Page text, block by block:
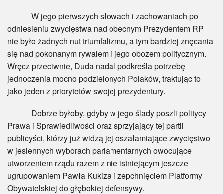
W jego pierwszych słowach i zachowaniach po
odniesieniu zwycięstwa nad obecnym Prezydentem RP
nie było żadnych nut triumfalizmu, a tym bardziej znęcania
się nad pokonanym rywalem i jego obozem politycznym.
Wręcz przeciwnie, Duda nadal podkreśla potrzebę
jednoczenia mocno podzielonych Polaków, traktując to
jako jeden z priorytetów swojej prezydentury.
Dobrze byłoby, gdyby w jego ślady poszli politycy
Prawa i Sprawiedliwości oraz sprzyjający tej partii
publicyści, którzy już widzą jej oszałamiające zwycięstwo
w jesiennych wyborach parlamentarnych owocujące
utworzeniem rządu razem z nie istniejącym jeszcze
ugrupowaniem Pawła Kukiza i zepchnięciem Platformy
Obywatelskiej do głębokiej defensywy.